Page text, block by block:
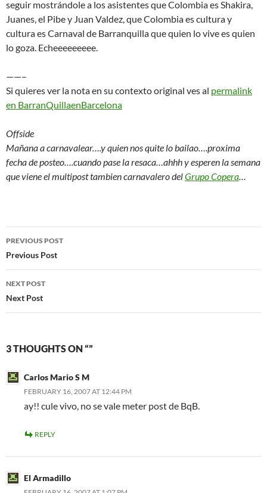
seguir mostrándole a los asistentes que Colombia es Shakira,
Juanes, el Pibe y Juan Valdez, que Colombia es cultura y
cultura es Carnaval de Barranquilla que quien lo vive es quien
lo goza. Echeeeeeeeee.
——–
Si quieres ver la nota en su contexto original ves al permalink
en BarranQuillaenBarcelona
Offside
Mañana a carnavalear….y quien nos quite lo bailao….proxima
fecha de posteo….cuando pase la resaca…ahhh y esperen la semana
que viene el multipost tambien carnavalero delGrupo Copera…
Post
navigation
PREVIOUS POST
Previous Post
NEXT POST
Next Post
3 THOUGHTS ON “”
Carlos Mario S M
FEBRUARY 16, 2007 AT 12:44 PM
ay!! cule vivo, no se vale meter post de BqB.
REPLY
El Armadillo